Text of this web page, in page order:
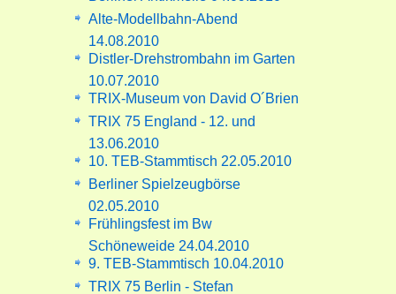
Alte-Modellbahn-Abend
14.08.2010
Distler-Drehstrombahn im Garten
10.07.2010
TRIX-Museum von David O´Brien
TRIX 75 England - 12. und
13.06.2010
10. TEB-Stammtisch 22.05.2010
Berliner Spielzeugbörse
02.05.2010
Frühlingsfest im Bw
Schöneweide 24.04.2010
9. TEB-Stammtisch 10.04.2010
TRIX 75 Berlin - Stefan